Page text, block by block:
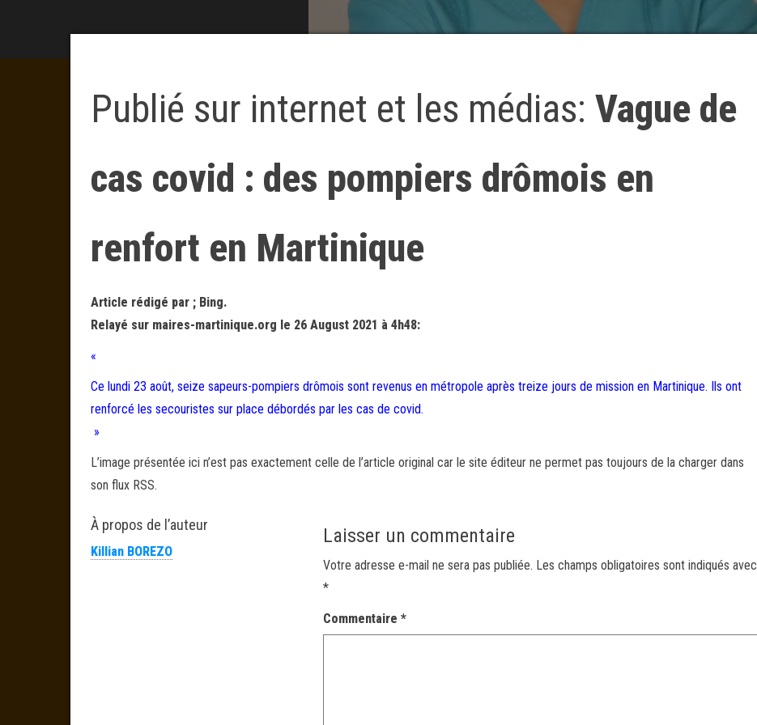
Publié sur internet et les médias: Vague de
cas covid : des pompiers drômois en
renfort en Martinique
Article rédigé par ; Bing.
Relayé sur maires-martinique.org le 26 August 2021 à 4h48:
«
Ce lundi 23 août, seize sapeurs-pompiers drômois sont revenus en métropole après treize jours de mission en Martinique. Ils ont
renforcé les secouristes sur place débordés par les cas de covid.
»
L’image présentée ici n’est pas exactement celle de l’article original car le site éditeur ne permet pas toujours de la charger dans
son flux RSS.
À propos de l’auteur
Killian BOREZO
Laisser un commentaire
Votre adresse e-mail ne sera pas publiée. Les champs obligatoires sont indiqués avec
*
Commentaire*